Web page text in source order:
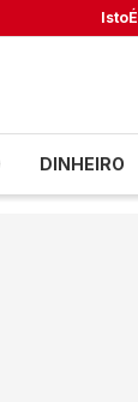
IstoÉ
DINHEIRO